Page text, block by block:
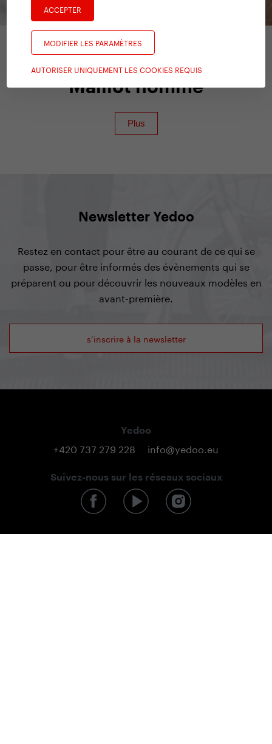
ACCEPTER
MODIFIER LES PARAMÈTRES
AUTORISER UNIQUEMENT LES COOKIES REQUIS
Yedoo Accessoires
Maillot homme
Newsletter Yedoo
Restez en contact pour être au courant de ce qui se
passe, pour être informés des évènements qui se
préparent ou pour découvrir les nouveaux modèles en
avant-première.
s’inscrire à la newsletter
Yedoo
+420 737 279 228 info@yedoo.eu
Suivez-nous sur les réseaux sociaux